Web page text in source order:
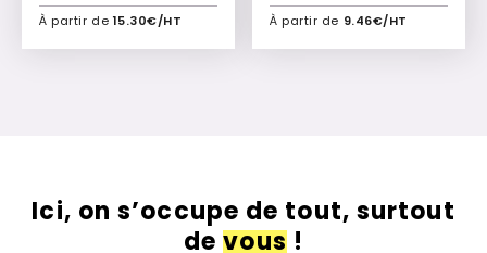
À partir de 15.30€/HT
Ajouter à mon devis
À partir de 9.46€/HT
Ajouter à mon devis
Ici, on s’occupe de tout, surtout
devous!